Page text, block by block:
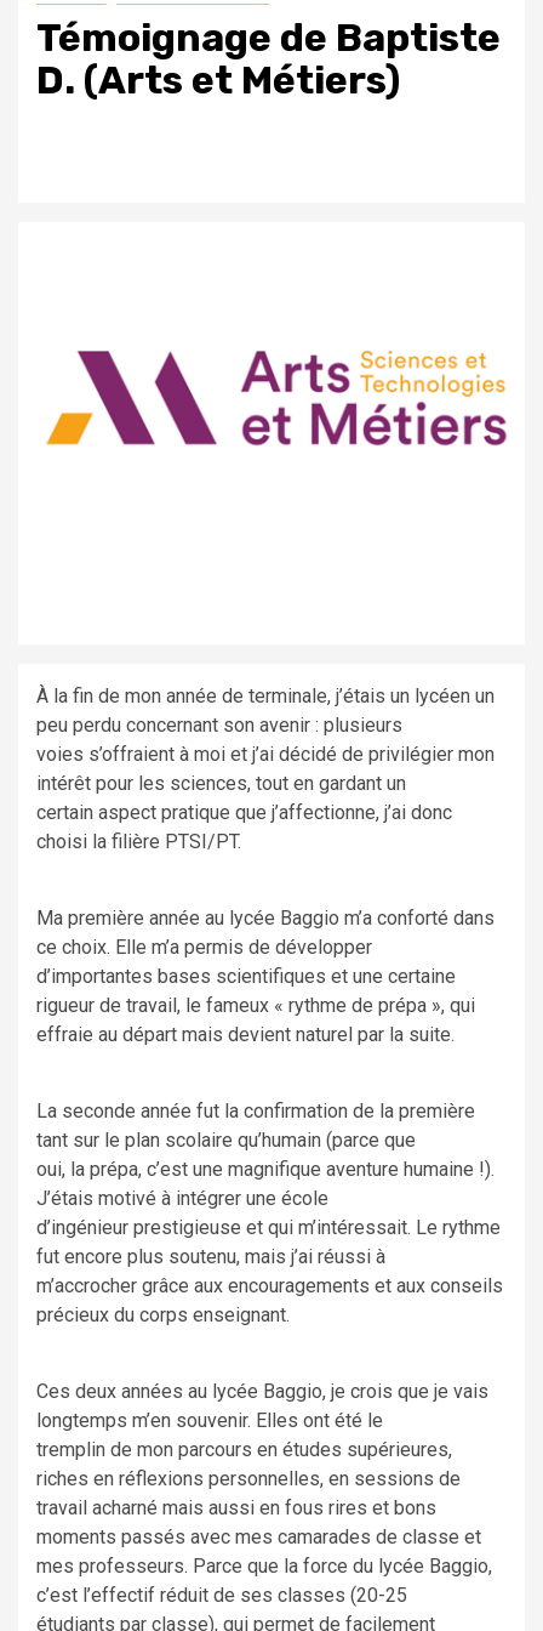
Témoignage de Baptiste
D. (Arts et Métiers)
À la fin de mon année de terminale, j’étais un lycéen un
peu perdu concernant son avenir : plusieurs
voies s’offraient à moi et j’ai décidé de privilégier mon
intérêt pour les sciences, tout en gardant un
certain aspect pratique que j’affectionne, j’ai donc
choisi la filière PTSI/PT.
Ma première année au lycée Baggio m’a conforté dans
ce choix. Elle m’a permis de développer
d’importantes bases scientifiques et une certaine
rigueur de travail, le fameux « rythme de prépa », qui
effraie au départ mais devient naturel par la suite.
La seconde année fut la confirmation de la première
tant sur le plan scolaire qu’humain (parce que
oui, la prépa, c’est une magnifique aventure humaine !).
J’étais motivé à intégrer une école
d’ingénieur prestigieuse et qui m’intéressait. Le rythme
fut encore plus soutenu, mais j’ai réussi à
m’accrocher grâce aux encouragements et aux conseils
précieux du corps enseignant.
Ces deux années au lycée Baggio, je crois que je vais
longtemps m’en souvenir. Elles ont été le
tremplin de mon parcours en études supérieures,
riches en réflexions personnelles, en sessions de
travail acharné mais aussi en fous rires et bons
moments passés avec mes camarades de classe et
mes professeurs. Parce que la force du lycée Baggio,
c’est l’effectif réduit de ses classes (20-25
étudiants par classe), qui permet de facilement